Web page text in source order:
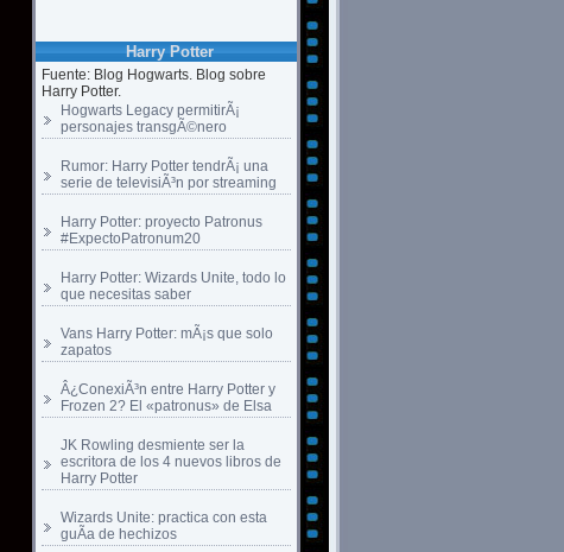
Harry Potter
Fuente: Blog Hogwarts. Blog sobre
Harry Potter.
Hogwarts Legacy permitirÃ¡
personajes transgÃ©nero
Rumor: Harry Potter tendrÃ¡ una
serie de televisiÃ³n por streaming
Harry Potter: proyecto Patronus
#ExpectoPatronum20
Harry Potter: Wizards Unite, todo lo
que necesitas saber
Vans Harry Potter: mÃ¡s que solo
zapatos
Â¿ConexiÃ³n entre Harry Potter y
Frozen 2? El «patronus» de Elsa
JK Rowling desmiente ser la
escritora de los 4 nuevos libros de
Harry Potter
Wizards Unite: practica con esta
guÃ­a de hechizos